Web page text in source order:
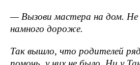
— Вызови мастера на дом.
намного дороже.
Так вышло, что родителей